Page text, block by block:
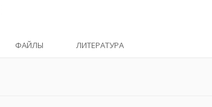
ФАЙЛЫ ЛИТЕРАТУРА